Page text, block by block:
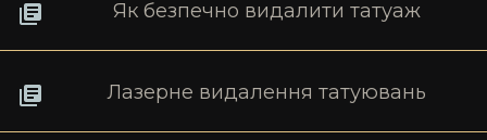
Як безпечно видалити татуаж
Лазерне видалення татуювань